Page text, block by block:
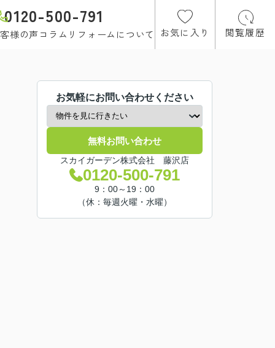
0120-500-791
様の声コラム リフォームについて お気に入り 閲覧履歴
お気軽にお問い合わせください
無料お問い合わせ
スカイガーデン株式会社 藤沢店
0120-500-791
9：00～19：00
（休：毎週火曜・水曜）